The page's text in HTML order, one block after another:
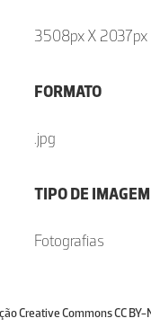
3508px X 2037px
FORMATO
.jpg
TIPO DE IMAGEM
Fotografias
Creative Commons CC